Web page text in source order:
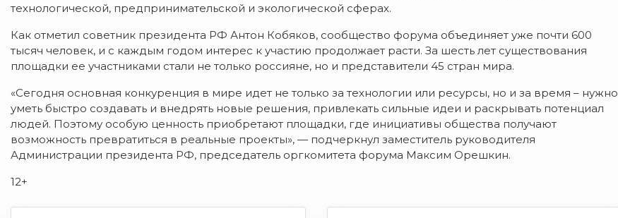
технологической, предпринимательской и экологической сферах.
Как отметил советник президента РФ Антон Кобяков, сообщество форума объединяет уже почти 600
тысяч человек, и с каждым годом интерес к участию продолжает расти. За шесть лет существования
площадки ее участниками стали не только россияне, но и представители 45 стран мира.
«Сегодня основная конкуренция в мире идет не только за технологии или ресурсы, но и за время – нужно
уметь быстро создавать и внедрять новые решения, привлекать сильные идеи и раскрывать потенциал
людей. Поэтому особую ценность приобретают площадки, где инициативы общества получают
возможность превратиться в реальные проекты», — подчеркнул заместитель руководителя
Администрации президента РФ, председатель оргкомитета форума Максим Орешкин.
12+